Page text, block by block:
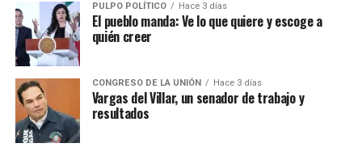
PULPO POLÍTICO Hace 3 días
El pueblo manda: Ve lo que quiere y escoge a
quién creer
CONGRESO DE LA UNIÓN Hace 3 días
Vargas del Villar, un senador de trabajo y
resultados